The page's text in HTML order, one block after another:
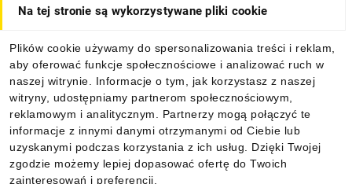
Na tej stronie są wykorzystywane pliki cookie
Plików cookie używamy do spersonalizowania treści i reklam,
aby oferować funkcje społecznościowe i analizować ruch w
naszej witrynie. Informacje o tym, jak korzystasz z naszej
witryny, udostępniamy partnerom społecznościowym,
reklamowym i analitycznym. Partnerzy mogą połączyć te
informacje z innymi danymi otrzymanymi od Ciebie lub
uzyskanymi podczas korzystania z ich usług. Dzięki Twojej
zgodzie możemy lepiej dopasować ofertę do Twoich
zainteresowań i preferencji.
Informacje
Pobierz naszą aplikację mobilną: